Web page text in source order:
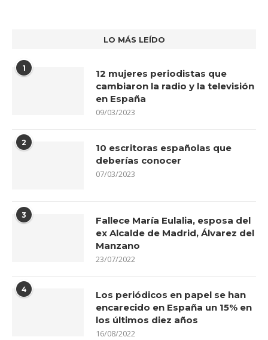
LO MÁS LEÍDO
1
12 mujeres periodistas que
cambiaron la radio y la televisión
en España
09/03/2023
2
10 escritoras españolas que
deberías conocer
07/03/2023
3
Fallece María Eulalia, esposa del
ex Alcalde de Madrid, Álvarez del
Manzano
23/07/2022
4
Los periódicos en papel se han
encarecido en España un 15% en
los últimos diez años
16/08/2022